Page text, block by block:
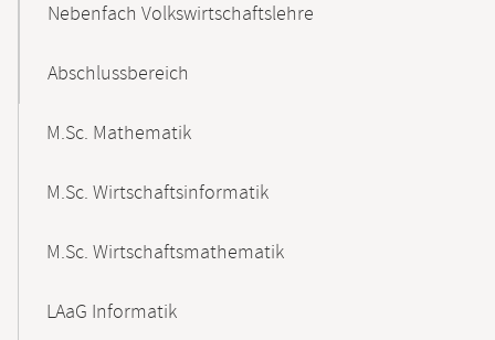
Nebenfach Volkswirtschaftslehre
Abschlussbereich
M.Sc. Mathematik
M.Sc. Wirtschaftsinformatik
M.Sc. Wirtschaftsmathematik
LAaG Informatik